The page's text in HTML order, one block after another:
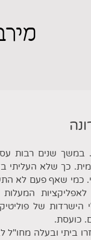
במשך שנים רבות
כך שלא
כמי שאף פעם לא
של
כועסת.
ביתי ובעלה